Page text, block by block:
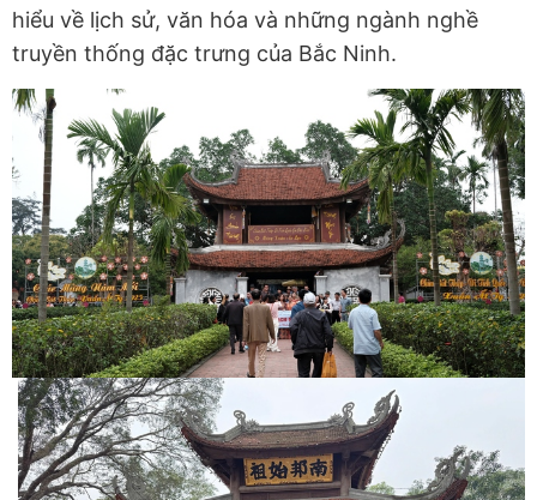
hiểu về lịch sử, văn hóa và những ngành nghề
truyền thống đặc trưng của Bắc Ninh.